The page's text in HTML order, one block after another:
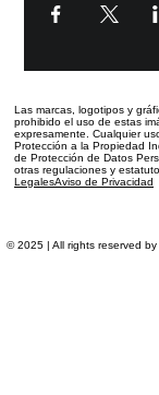
Las marcas, logotipos y
prohibido el uso de estas
expresamente. Cualquier
Protección a la Propiedad
de Protección de Datos
otras regulaciones y
LegalesAviso de Privacidad
© 2025 | All rights reserved